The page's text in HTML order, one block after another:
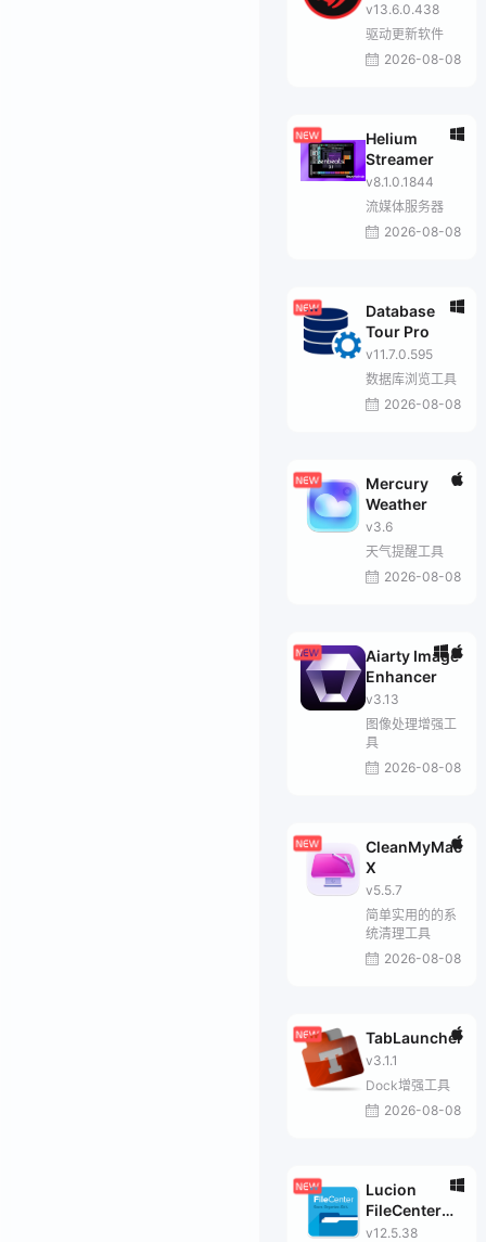
v13.6.0.438
驱动更新软件
2026-08-08
Helium
Streamer
v8.1.0.1844
流媒体服务器
2026-08-08
Database
Tour Pro
v11.7.0.595
数据库浏览工具
2026-08-08
Mercury
Weather
v3.6
天气提醒工具
2026-08-08
Aiarty Image
Enhancer
v3.13
图像处理增强工
具
2026-08-08
CleanMyMac
X
v5.5.7
简单实用的的系
统清理工具
2026-08-08
TabLauncher
v3.1.1
Dock增强工具
2026-08-08
Lucion
FileCenter
Suite
v12.5.38